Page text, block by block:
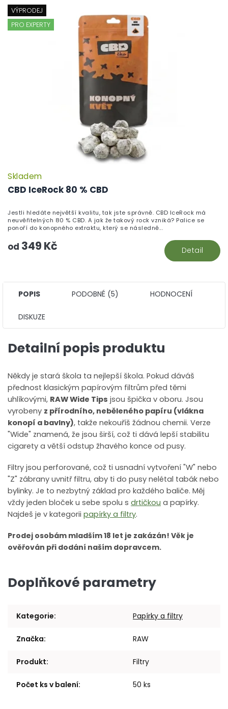
VÝPRODEJ
PRO EXPERTY
CBD IceRock 80 % CBD
Skladem
od 349 Kč Detail
Jestli hledáte největší kvalitu, tak jste správně. CBD IceRock má
neuvěřitelných 80 % CBD. A jak že takový rock vzniká? Palice se
ponoří do konopného extraktu, který se následně...
POPIS PODOBNÉ (5) HODNOCENÍ
DISKUZE
Detailní popis produktu
Někdy je stará škola ta nejlepší škola. Pokud dáváš
přednost klasickým papírovým filtrům před těmi
uhlíkovými, RAW Wide Tips jsou špička v oboru. Jsou
vyrobeny z přírodního, neběleného papíru (vlákna
konopí a bavlny), takže nekouříš žádnou chemii. Verze
"Wide" znamená, že jsou širší, což ti dává lepší stabilitu
cigarety a větší odstup žhavého konce od pusy.
Filtry jsou perforované, což ti usnadní vytvoření "W" nebo
"Z" zábrany uvnitř filtru, aby ti do pusy nelétal tabák nebo
bylinky. Je to nezbytný základ pro každého baliče. Měj
vždy jeden bloček u sebe spolu s drtičkou a papírky.
Najdeš je v kategorii papírky a filtry.
Prodej osobám mladším 18 let je zakázán! Věk je
ověřován při dodání naším dopravcem.
Doplňkové parametry
Kategorie: Papírky a filtry
Značka: RAW
Produkt: Filtry
Počet ks v balení: 50 ks